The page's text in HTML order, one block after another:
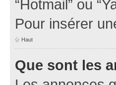
“Hotmail” ou
Pour insérer
Haut
Que sont les